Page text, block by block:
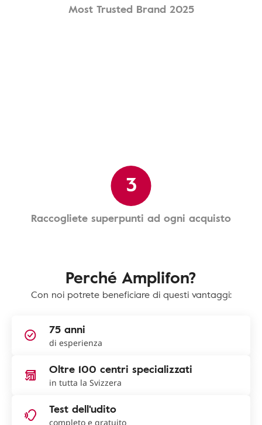
Most Trusted Brand 2025
3
Raccogliete superpunti ad ogni acquisto
Perché Amplifon?
Con noi potrete beneficiare di questi vantaggi:
75 anni
di esperienza
Oltre 100 centri specializzati
in tutta la Svizzera
Test dell'udito
completo e gratuito